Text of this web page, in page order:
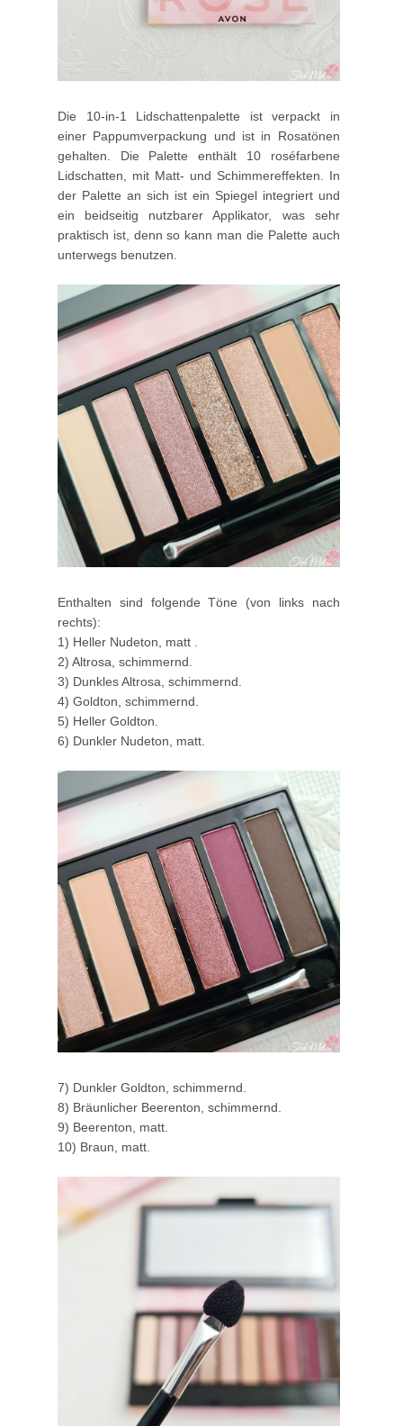
Die 10-in-1 Lidschattenpalette ist verpackt in
einer Pappumverpackung und ist in Rosatönen
gehalten. Die Palette enthält 10 roséfarbene
Lidschatten, mit Matt- und Schimmereffekten. In
der Palette an sich ist ein Spiegel integriert und
ein beidseitig nutzbarer Applikator, was sehr
praktisch ist, denn so kann man die Palette auch
unterwegs benutzen.
Enthalten sind folgende Töne (von links nach
rechts):
1) Heller Nudeton, matt .
2) Altrosa, schimmernd.
3) Dunkles Altrosa, schimmernd.
4) Goldton, schimmernd.
5) Heller Goldton.
6) Dunkler Nudeton, matt.
7) Dunkler Goldton, schimmernd.
8) Bräunlicher Beerenton, schimmernd.
9) Beerenton, matt.
10) Braun, matt.